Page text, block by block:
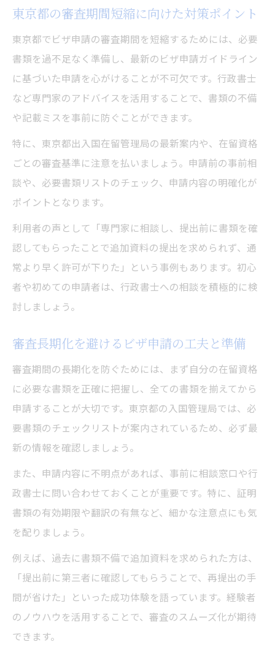
東京都の審査期間短縮に向けた対策ポイント
東京都でビザ申請の審査期間を短縮するためには、必要
書類を過不足なく準備し、最新のビザ申請ガイドライン
に基づいた申請を心がけることが不可欠です。行政書士
など専門家のアドバイスを活用することで、書類の不備
や記載ミスを事前に防ぐことができます。
特に、東京都出入国在留管理局の最新案内や、在留資格
ごとの審査基準に注意を払いましょう。申請前の事前相
談や、必要書類リストのチェック、申請内容の明確化が
ポイントとなります。
利用者の声として「専門家に相談し、提出前に書類を確
認してもらったことで追加資料の提出を求められず、通
常より早く許可が下りた」という事例もあります。初心
者や初めての申請者は、行政書士への相談を積極的に検
討しましょう。
審査長期化を避けるビザ申請の工夫と準備
審査期間の長期化を防ぐためには、まず自分の在留資格
に必要な書類を正確に把握し、全ての書類を揃えてから
申請することが大切です。東京都の入国管理局では、必
要書類のチェックリストが案内されているため、必ず最
新の情報を確認しましょう。
また、申請内容に不明点があれば、事前に相談窓口や行
政書士に問い合わせておくことが重要です。特に、証明
書類の有効期限や翻訳の有無など、細かな注意点にも気
を配りましょう。
例えば、過去に書類不備で追加資料を求められた方は、
「提出前に第三者に確認してもらうことで、再提出の手
間が省けた」といった成功体験を語っています。経験者
のノウハウを活用することで、審査のスムーズ化が期待
できます。